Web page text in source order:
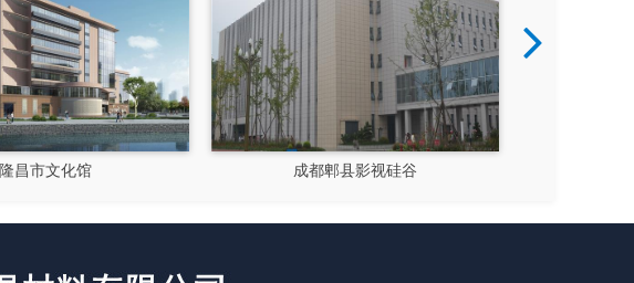
隆昌市文化馆 成都郫县影视硅谷